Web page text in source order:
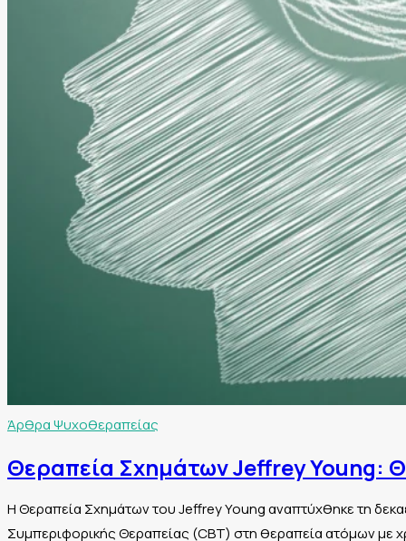
Άρθρα Ψυχοθεραπείας
Θεραπεία Σχημάτων Jeffrey Young:
Η Θεραπεία Σχημάτων του Jeffrey Young αναπτύχθηκε τη
Συμπεριφορικής Θεραπείας (CBT) στη θεραπεία ατόμων με